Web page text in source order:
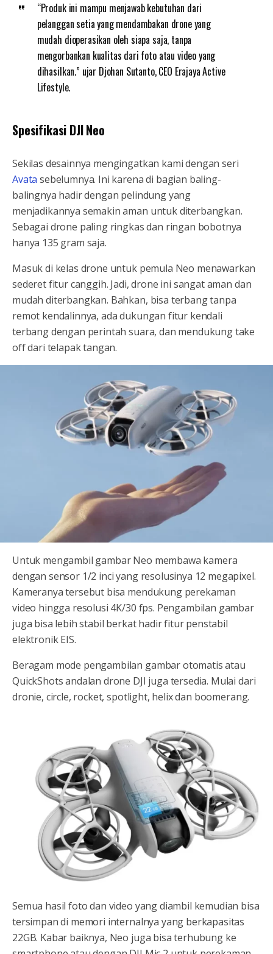
“Produk ini mampu menjawab kebutuhan dari
pelanggan setia yang mendambakan drone yang
mudah dioperasikan oleh siapa saja, tanpa
mengorbankan kualitas dari foto atau video yang
dihasilkan.” ujar Djohan Sutanto, CEO Erajaya Active
Lifestyle.
Spesifikasi DJI Neo
Sekilas desainnya mengingatkan kami dengan seri
Avata sebelumnya. Ini karena di bagian baling-
balingnya hadir dengan pelindung yang
menjadikannya semakin aman untuk diterbangkan.
Sebagai drone paling ringkas dan ringan bobotnya
hanya 135 gram saja.
Masuk di kelas drone untuk pemula Neo menawarkan
sederet fitur canggih. Jadi, drone ini sangat aman dan
mudah diterbangkan. Bahkan, bisa terbang tanpa
remot kendalinnya, ada dukungan fitur kendali
terbang dengan perintah suara, dan mendukung take
off dari telapak tangan.
Untuk mengambil gambar Neo membawa kamera
dengan sensor 1/2 inci yang resolusinya 12 megapixel.
Kameranya tersebut bisa mendukung perekaman
video hingga resolusi 4K/30 fps. Pengambilan gambar
juga bisa lebih stabil berkat hadir fitur penstabil
elektronik EIS.
Beragam mode pengambilan gambar otomatis atau
QuickShots andalan drone DJI juga tersedia. Mulai dari
dronie, circle, rocket, spotlight, helix dan boomerang.
Semua hasil foto dan video yang diambil kemudian bisa
tersimpan di memori internalnya yang berkapasitas
22GB. Kabar baiknya, Neo juga bisa terhubung ke